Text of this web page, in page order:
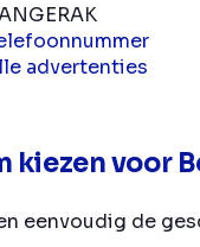
advertenties
kiezen voor
eenvoudig de